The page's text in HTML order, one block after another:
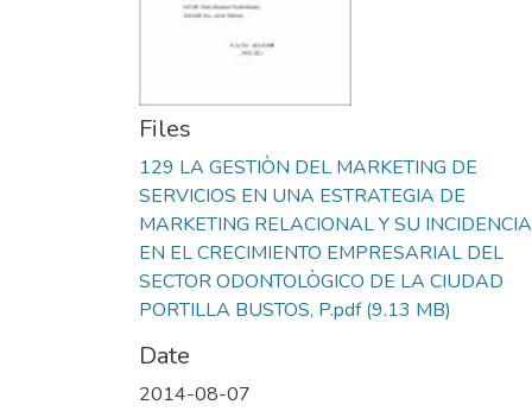
Files
129 LA GESTIÒN DEL MARKETING DE
SERVICIOS EN UNA ESTRATEGIA DE
MARKETING RELACIONAL Y SU INCIDENCIA
EN EL CRECIMIENTO EMPRESARIAL DEL
SECTOR ODONTOLÒGICO DE LA CIUDAD
PORTILLA BUSTOS, P.pdf(9.13 MB)
Date
2014-08-07